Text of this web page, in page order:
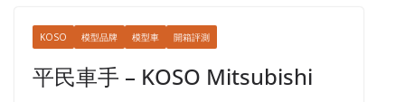
KOSO 模型品牌 模型車 開箱評測
平民車手 – KOSO Mitsubishi